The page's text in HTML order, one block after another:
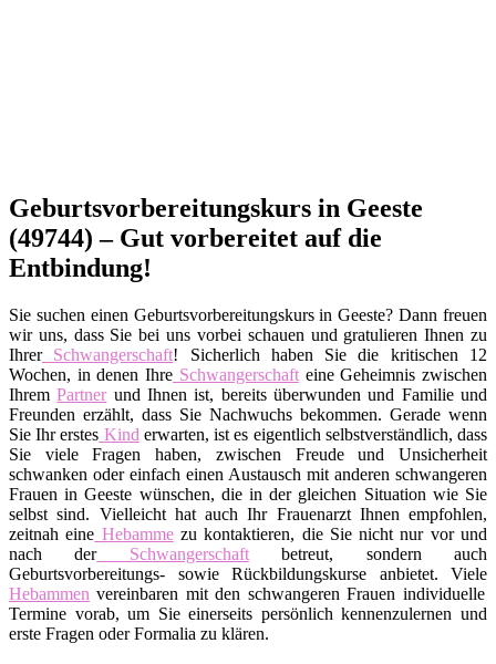
Geburtsvorbereitungskurs in Geeste
(49744) – Gut vorbereitet auf die
Entbindung!
Sie suchen einen Geburtsvorbereitungskurs in Geeste? Dann freuen
wir uns, dass Sie bei uns vorbei schauen und gratulieren Ihnen zu
IhrerSchwangerschaft! Sicherlich haben Sie die kritischen 12
Wochen, in denen Ihre Schwangerschafteine Geheimnis zwischen
IhremPartnerund Ihnen ist, bereits überwunden und Familie und
Freunden erzählt, dass Sie Nachwuchs bekommen. Gerade wenn
Sie Ihr erstes Kind erwarten, ist es eigentlich selbstverständlich, dass
Sie viele Fragen haben, zwischen Freude und Unsicherheit
schwanken oder einfach einen Austausch mit anderen schwangeren
Frauen in Geeste wünschen, die in der gleichen Situation wie Sie
selbst sind. Vielleicht hat auch Ihr Frauenarzt Ihnen empfohlen,
zeitnah eine Hebammezu kontaktieren, die Sie nicht nur vor und
nach derSchwangerschaftbetreut, sondern auch
Geburtsvorbereitungs- sowie Rückbildungskurse anbietet. Viele
Hebammen vereinbaren mit den schwangeren Frauen individuelle
Termine vorab, um Sie einerseits persönlich kennenzulernen und
erste Fragen oder Formalia zu klären.